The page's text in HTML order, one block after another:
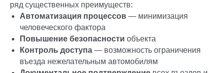
ряд существенных преимуществ:
Автоматизация процессов — минимизация
человеческого фактора
Повышение безопасности объекта
Контроль доступа — возможность ограничения
въезда нежелательным автомобилям